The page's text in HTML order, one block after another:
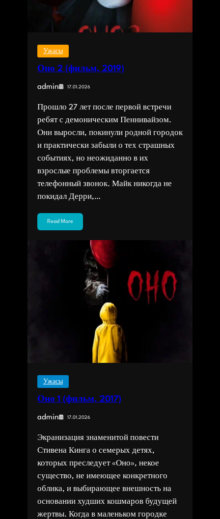
Ужасы
Оно 2 (фильм, 2019)
admin 17.01.2026
Прошло 27 лет после первой встречи
ребят с демоническим Пеннивайзом.
Они выросли, покинули родной городок
и практически забыли о тех страшных
событиях, но неожиданно в их
взрослые проблемы вторгается
телефонный звонок. Майк никогда не
покидал Дерри,…
Read More
Ужасы
Оно 1 (фильм, 2017)
admin 17.01.2026
Экранизация знаменитой повести
Стивена Кинга о семерых детях,
которых преследует «Оно», некое
существо, не имеющее конкретного
облика, и выбирающее внешность на
основании худших кошмаров будущей
жертвы. Когда в маленьком городке